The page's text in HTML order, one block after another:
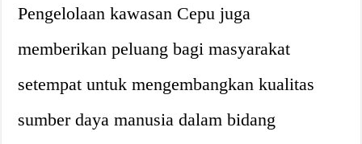
Pengelolaan kawasan Cepu juga
memberikan peluang bagi masyarakat
setempat untuk mengembangkan kualitas
sumber daya manusia dalam bidang